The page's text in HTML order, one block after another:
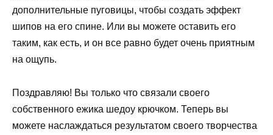
дополнительные пуговицы, чтобы создать эффект
шипов на его спине. Или вы можете оставить его
таким, как есть, и он все равно будет очень приятным
на ощупь.
Поздравляю! Вы только что связали своего
собственного ежика шедоу крючком. Теперь вы
можете наслаждаться результатом своего творчества